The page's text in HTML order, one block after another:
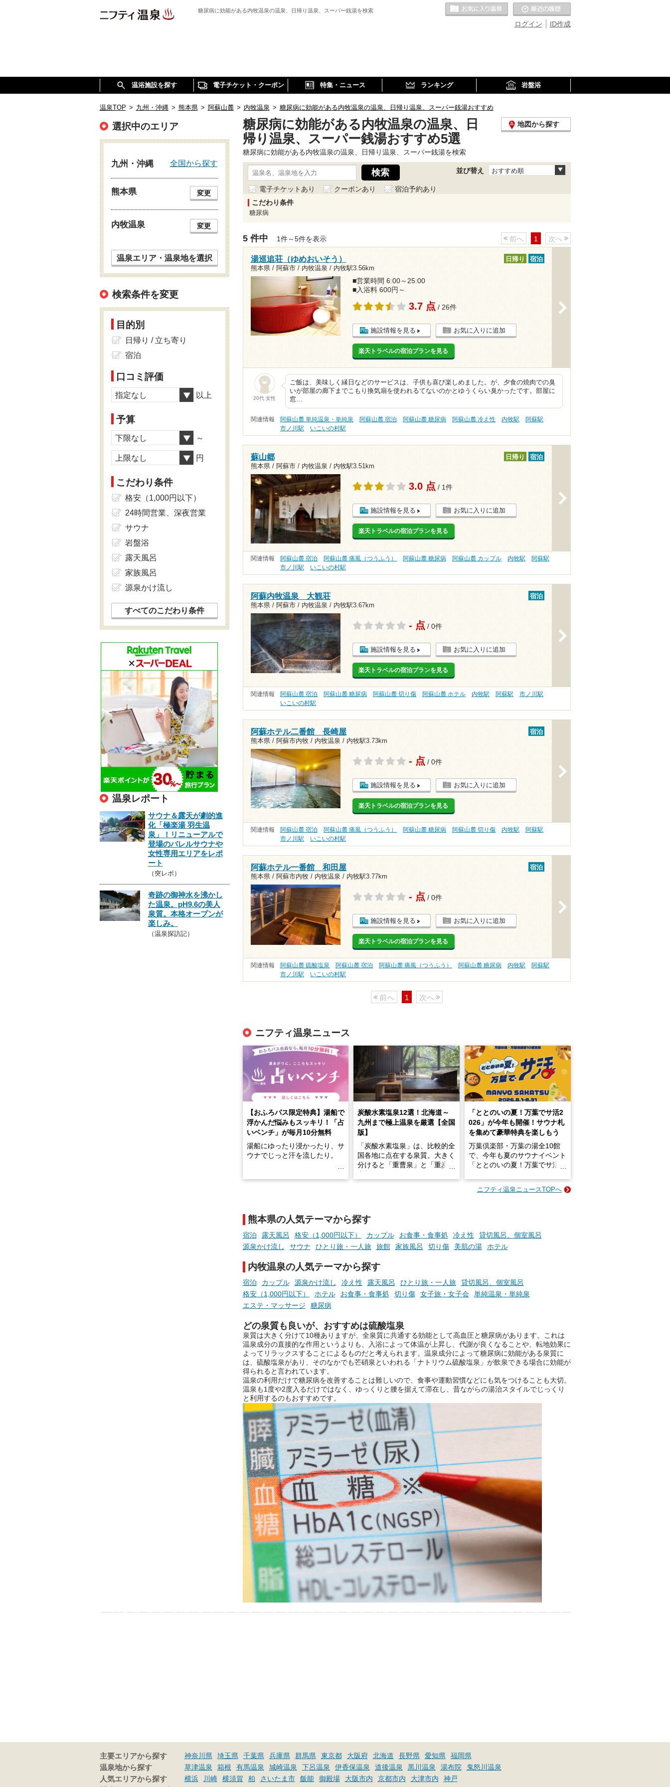
糖尿病に効能がある内牧温泉の温泉、日帰り温泉、スーパー銭湯を検索
ID作成
ログイン
お気に入りの温泉
温浴施設を探す 電子チケット・クーポン 特集・ニュース ランキング 岩盤浴
温泉TOP > 九州・沖縄 > 熊本県 > 阿蘇山麓 > 内牧温泉 > 糖尿病に効能がある内牧温泉の温泉、日帰り温泉、スーパー銭湯おすすめ
糖尿病に効能がある内牧温泉の温泉、日
帰り温泉、スーパー銭湯おすすめ5選
地図から探す
糖尿病に効能がある内牧温泉の温泉、日帰り温泉、スーパー銭湯を検索
並び替え おすすめ順
電子チケットあり クーポンあり
宿泊予約あり
こだわり条件
糖尿病
5 件中 1件～5件を表示 前へ 1 次へ
湯巡追荘（ゆめおいそう）
熊本県 / 阿蘇市 / 内牧温泉 / 内牧駅3.56km
日帰り 宿泊
■営業時間 6:00～25:00
■入浴料 600円～
3.7 点 / 26件
施設情報を見る お気に入りに追加
楽天トラベルの宿泊プランを見る
20代 女性
ご飯は、美味しく縁日などのサービスは、子供も喜び楽しめました。が、夕食の焼肉での臭
いが部屋の廊下までこもり換気扇を使われるてないのかとゆうくらい臭かったです。部屋に
窓…
関連情報 阿蘇山麓 単純温泉・単純泉 阿蘇山麓 宿泊 阿蘇山麓 糖尿病 阿蘇山麓 冷え性 内牧駅
阿蘇駅
市ノ川駅
いこいの村駅
蘇山郷
熊本県 / 阿蘇市 / 内牧温泉 / 内牧駅3.51km
日帰り 宿泊
3.0 点 / 1件
施設情報を見る お気に入りに追加
楽天トラベルの宿泊プランを見る
関連情報 阿蘇山麓 宿泊 阿蘇山麓 痛風（つうふう） 阿蘇山麓 糖尿病 阿蘇山麓 カップル 内牧駅
阿蘇駅
市ノ川駅
いこいの村駅
阿蘇内牧温泉 大観荘
熊本県 / 阿蘇市 / 内牧温泉 / 内牧駅3.67km
宿泊
- 点 / 0件
施設情報を見る お気に入りに追加
楽天トラベルの宿泊プランを見る
関連情報 阿蘇山麓 宿泊 阿蘇山麓 糖尿病 阿蘇山麓 切り傷 阿蘇山麓 ホテル 内牧駅 阿蘇駅
市ノ川駅
いこいの村駅
阿蘇ホテル二番館 長崎屋
熊本県 / 阿蘇市内牧 / 内牧温泉 / 内牧駅3.73km
宿泊
- 点 / 0件
施設情報を見る お気に入りに追加
楽天トラベルの宿泊プランを見る
関連情報 阿蘇山麓 宿泊 阿蘇山麓 痛風（つうふう） 阿蘇山麓 糖尿病 阿蘇山麓 切り傷 内牧駅
阿蘇駅
市ノ川駅
いこいの村駅
阿蘇ホテル一番館 和田屋
熊本県 / 阿蘇市内牧 / 内牧温泉 / 内牧駅3.77km
宿泊
- 点 / 0件
施設情報を見る お気に入りに追加
楽天トラベルの宿泊プランを見る
関連情報 阿蘇山麓 硫酸塩泉 阿蘇山麓 宿泊 阿蘇山麓 痛風（つうふう） 阿蘇山麓 糖尿病 内牧駅
阿蘇駅
市ノ川駅
いこいの村駅
前へ 1 次へ
ニフティ温泉ニュース
【おふろパス限定特典】湯船で
浮かんだ悩みもスッキリ！「占
いベンチ」が毎月10分無料
湯船にゆったり浸かったり、サ
ウナでじっと汗を流したり。
っとした悩み」が、頭に浮かん
でくることはありませんか？
お風呂でリラックスしているか
らこそ向き合える、大切な自分
の本音。
そんな心のつぶやきを、湯あが
たら素敵ですよね。
ニフティ温泉の「占いベンチ」
は、そんなあなたの心のつぶや
きをプロの占い師に相談するこ
とができるサービスです。
おふろパス会員様なら、この特
別なひとときを「毎月10分無
料」でご利用いただけます。
お湯で体がほぐれたら、次は占
い師さんとお話しして、心もほ
ぐしてみませんか？
炭酸水素塩泉12選！北海道～
九州まで極上温泉を厳選【全国
版】
「炭酸水素塩泉」は、比較的全
国各地に点在する泉質。大きく
分けると「重曹泉」と「重炭酸
す。
今回は筆者自ら入浴した中か
ら、日本各地にある炭酸水素塩
日帰り入浴可能で、源泉かけ流
しと泉質の良さにこだわりつ
つ、万人におすすめしたい施設
を厳選しました。
「ととのいの夏！万葉でサ活2
026」が今年も開催！サウナ札
を集めて豪華特典を楽しもう
万葉倶楽部・万葉の湯全10館
で、今年も夏のサウナイベント
「ととのいの夏！万葉でサ活2
2026年8月1日（土）～8月31
札」を集めることで、オリジナ
ルグッズや無料券などの特典と
交換可能。
ュやアウフグースなど、サウナ
好きにはたまらない多彩なイベ
ントも予定されています。ぜひ
提供元：万葉倶楽部株式会社
【PR】
この記事は万葉倶楽部株式会社
のPR記事です。
ニフティ温泉ニュースTOPへ
熊本県の人気テーマから探す
宿泊 露天風呂 格安（1,000円以下） カップル お食事・食事処 冷え性
貸切風呂、個室風呂
源泉かけ流し
サウナ ひとり旅・一人旅 旅館 家族風呂 切り傷 美肌の湯 ホテル
内牧温泉の人気テーマから探す
宿泊 カップル 源泉かけ流し 冷え性 露天風呂 ひとり旅・一人旅
貸切風呂、個室風呂
格安（1,000円以下）
ホテル お食事・食事処 切り傷 女子旅・女子会
単純温泉・単純泉
エステ・マッサージ
糖尿病
どの泉質も良いが、おすすめは硫酸塩泉
泉質は大きく分けて10種ありますが、全泉質に共通する効能として高血圧と糖尿病があります。これは
温泉成分の直接的な作用というよりも、入浴によって体温が上昇し、代謝が良くなることや、転地効果に
よってリラックスすることによるものだと考えられます。温泉成分によって糖尿病に効能がある泉質に
は、硫酸塩泉があり、そのなかでも芒硝泉といわれる「ナトリウム硫酸塩泉」が飲泉できる場合に効能が
得られると言われています。
温泉の利用だけで糖尿病を改善することは難しいので、食事や運動習慣などにも気をつけることも大切。
温泉も1度や2度入るだけではなく、ゆっくりと腰を据えて滞在し、昔ながらの湯治スタイルでじっくり
と利用するのもおすすめです。
選択中のエリア
九州・沖縄 全国から探す
熊本県 変更
内牧温泉 変更
温泉エリア・温泉地を選択
検索条件を変更
目的別
日帰り / 立ち寄り
宿泊
口コミ評価
指定なし 以上
予算
下限なし ～
上限なし 円
こだわり条件
格安（1,000円以下）
24時間営業、深夜営業
サウナ
岩盤浴
露天風呂
家族風呂
源泉かけ流し
すべてのこだわり条件
温泉レポート
サウナ＆露天が劇的進
化「極楽湯 羽生温
泉」！リニューアルで
登場のバレルサウナや
女性専用エリアをレポ
ート
（突レポ）
奇跡の御神水を沸かし
た温泉。pH9.6の美人
泉質。本格オープンが
楽しみ。
（温泉探訪記）
主要エリアから探す 神奈川県 埼玉県 千葉県 兵庫県 群馬県 東京都 大阪府 北海道 長野県 愛知県
福岡県
温泉地から探す
草津温泉 箱根 有馬温泉 城崎温泉 下呂温泉 伊香保温泉 道後温泉 黒川温泉 湯布院
鬼怒川温泉
人気エリアから探す
横浜 川崎 横須賀 柏 さいたま市 飯能 御殿場 大阪市内 京都市内 大津市内
神戸